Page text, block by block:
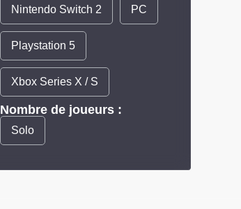
Nintendo Switch 2 PC
Playstation 5
Xbox Series X / S
Nombre de joueurs :
Solo